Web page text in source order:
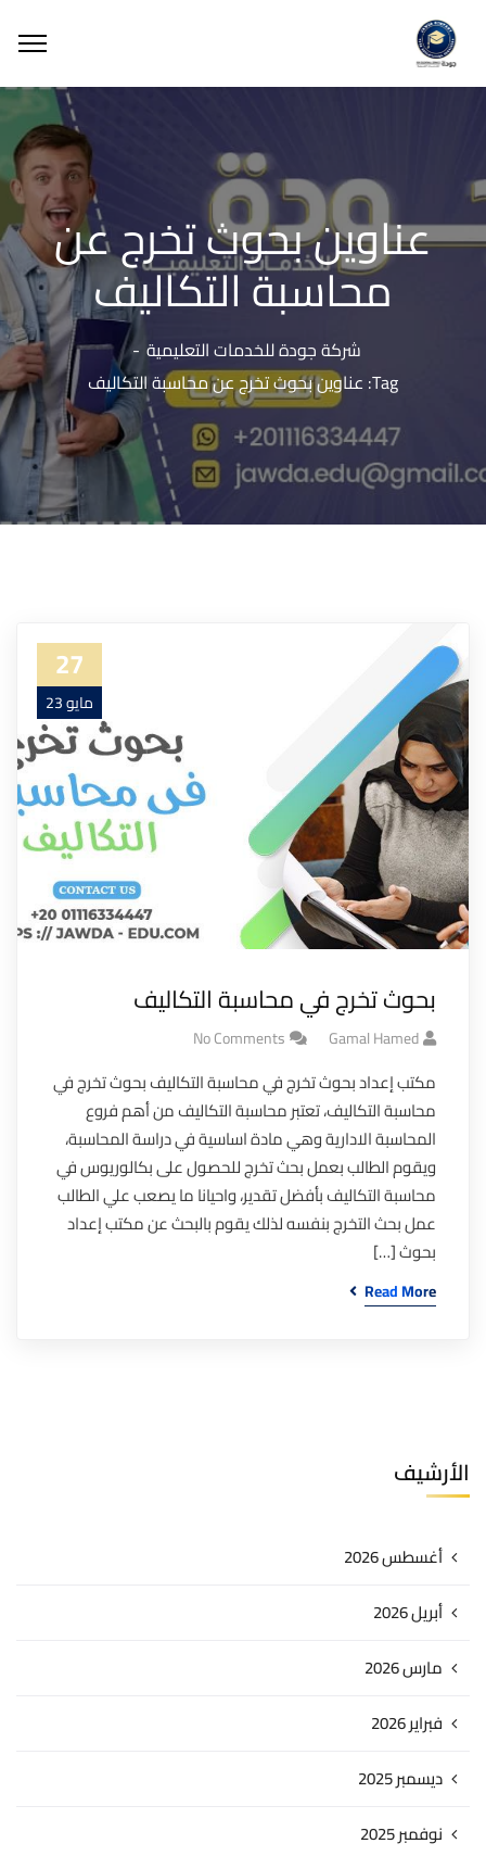
عناوين بحوث تخرج عن
محاسبة التكاليف
شركة جودة للخدمات التعليمية
Tag: عناوين بحوث تخرج عن محاسبة التكاليف
27
مايو 23
بحوث تخرج في محاسبة التكاليف
Gamal Hamed
No Comments
مكتب إعداد بحوث تخرج في محاسبة التكاليف بحوث تخرج في
محاسبة التكاليف، تعتبر محاسبة التكاليف من أهم فروع
المحاسبة الادارية وهي مادة اساسية في دراسة المحاسبة،
ويقوم الطالب بعمل بحث تخرج للحصول على بكالوريوس في
محاسبة التكاليف بأفضل تقدير، واحيانا ما يصعب علي الطالب
عمل بحث التخرج بنفسه لذلك يقوم بالبحث عن مكتب إعداد
بحوث […]
Read More
الأرشيف
أغسطس 2026
أبريل 2026
مارس 2026
فبراير 2026
ديسمبر 2025
نوفمبر 2025